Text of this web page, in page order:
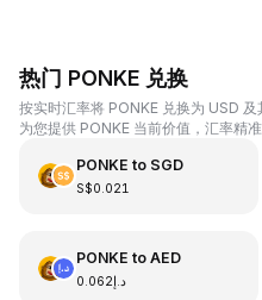
热门 PONKE 兑换
按实时汇率将 PONKE 兑换为 USD
为您提供 PONKE 当前价值，汇率精
PONKE to SGD
S$0.021
PONKE to AED
د.إ0.062